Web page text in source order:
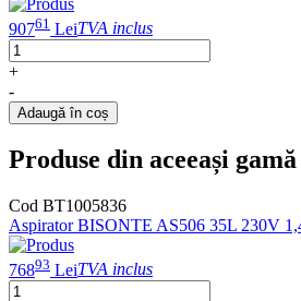
90761 LeiTVA inclus
+
-
Adaugă în coș
Produse din aceeași gamă
Cod BT1005836
Aspirator BISONTE AS506 35L 230V
76893 LeiTVA inclus